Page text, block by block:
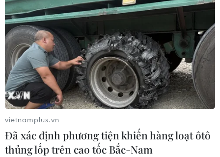
#Đặng Thùy Trâm #Thương binh
#Gia đình liệt sỹ
#Người có công với cách mạng
#Trợ cấp
TP. Cần Thơ
TP. Hà Nội Quảng Ninh
Theo dõi VietnamPlus
vietnamplus.vn
Đã xác định phương tiện khiến hàng loạt ôtô
thủng lốp trên cao tốc Bắc-Nam